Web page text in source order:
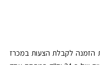
הזמנה לקבלת הצעות במכרז